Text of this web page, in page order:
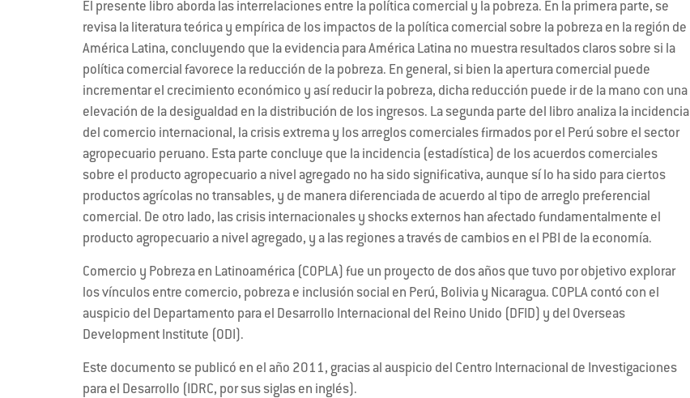
El presente libro aborda las interrelaciones entre la política comercial y la pobreza. En la primera parte, se
revisa la literatura teórica y empírica de los impactos de la política comercial sobre la pobreza en la región de
América Latina, concluyendo que la evidencia para América Latina no muestra resultados claros sobre si la
política comercial favorece la reducción de la pobreza. En general, si bien la apertura comercial puede
incrementar el crecimiento económico y así reducir la pobreza, dicha reducción puede ir de la mano con una
elevación de la desigualdad en la distribución de los ingresos. La segunda parte del libro analiza la incidencia
del comercio internacional, la crisis extrema y los arreglos comerciales firmados por el Perú sobre el sector
agropecuario peruano. Esta parte concluye que la incidencia (estadística) de los acuerdos comerciales
sobre el producto agropecuario a nivel agregado no ha sido significativa, aunque sí lo ha sido para ciertos
productos agrícolas no transables, y de manera diferenciada de acuerdo al tipo de arreglo preferencial
comercial. De otro lado, las crisis internacionales y shocks externos han afectado fundamentalmente el
producto agropecuario a nivel agregado, y a las regiones a través de cambios en el PBI de la economía.
Comercio y Pobreza en Latinoamérica (COPLA) fue un proyecto de dos años que tuvo por objetivo explorar
los vínculos entre comercio, pobreza e inclusión social en Perú, Bolivia y Nicaragua. COPLA contó con el
auspicio del Departamento para el Desarrollo Internacional del Reino Unido (DFID) y del Overseas
Development Institute (ODI).
Este documento se publicó en el año 2011, gracias al auspicio del Centro Internacional de Investigaciones
para el Desarrollo (IDRC, por sus siglas en inglés).